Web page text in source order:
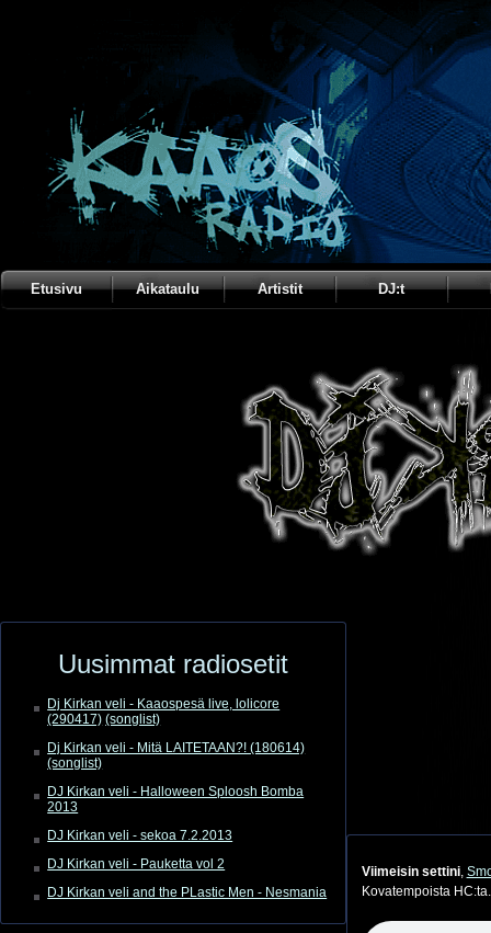
Etusivu Aikataulu Artistit DJ:t
Uusimmat radiosetit
Dj Kirkan veli - Kaaospesä live, lolicore
(290417) (songlist)
Dj Kirkan veli - Mitä LAITETAAN?! (180614)
(songlist)
DJ Kirkan veli - Halloween Sploosh Bomba
2013
DJ Kirkan veli - sekoa 7.2.2013
DJ Kirkan veli - Pauketta vol 2
DJ Kirkan veli and the PLastic Men - Nesmania
Viimeisin settini,
Kovatempoista HC:ta.